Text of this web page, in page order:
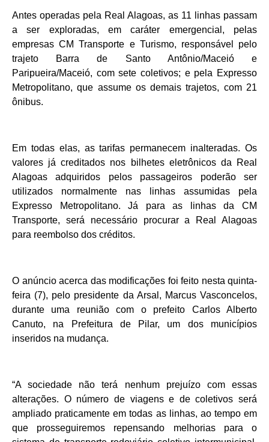
Antes operadas pela Real Alagoas, as 11 linhas passam
a ser exploradas, em caráter emergencial, pelas
empresas CM Transporte e Turismo, responsável pelo
trajeto Barra de Santo Antônio/Maceió e
Paripueira/Maceió, com sete coletivos; e pela Expresso
Metropolitano, que assume os demais trajetos, com 21
ônibus.
Em todas elas, as tarifas permanecem inalteradas. Os
valores já creditados nos bilhetes eletrônicos da Real
Alagoas adquiridos pelos passageiros poderão ser
utilizados normalmente nas linhas assumidas pela
Expresso Metropolitano. Já para as linhas da CM
Transporte, será necessário procurar a Real Alagoas
para reembolso dos créditos.
O anúncio acerca das modificações foi feito nesta quinta-
feira (7), pelo presidente da Arsal, Marcus Vasconcelos,
durante uma reunião com o prefeito Carlos Alberto
Canuto, na Prefeitura de Pilar, um dos municípios
inseridos na mudança.
“A sociedade não terá nenhum prejuízo com essas
alterações. O número de viagens e de coletivos será
ampliado praticamente em todas as linhas, ao tempo em
que prosseguiremos repensando melhorias para o